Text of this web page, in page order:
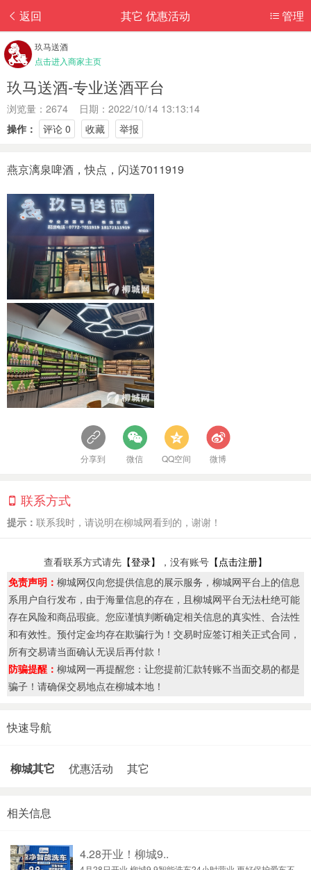
返回 管理
其它 优惠活动
玖马送酒
点击进入商家主页
玖马送酒-专业送酒平台
浏览量：2674 日期：2022/10/14 13:13:14
操作：
评论 0 收藏 举报
燕京漓泉啤酒，快点，闪送7011919
分享到 微信 QQ空间 微博
联系方式
提示： 联系我时，请说明在柳城网看到的，谢谢！
查看联系方式请先 【登录】 ，没有账号 【点击注册】
免责声明： 柳城网仅向您提供信息的展示服务，柳城网平台上的信息
系用户自行发布，由于海量信息的存在，且柳城网平台无法杜绝可能
存在风险和商品瑕疵。您应谨慎判断确定相关信息的真实性、合法性
和有效性。预付定金均存在欺骗行为！交易时应签订相关正式合同，
所有交易请当面确认无误后再付款！
防骗提醒： 柳城网一再提醒您：让您提前汇款转账不当面交易的都是
骗子！请确保交易地点在柳城本地！
快速导航
柳城其它 优惠活动 其它
相关信息
4.28开业！柳城9..